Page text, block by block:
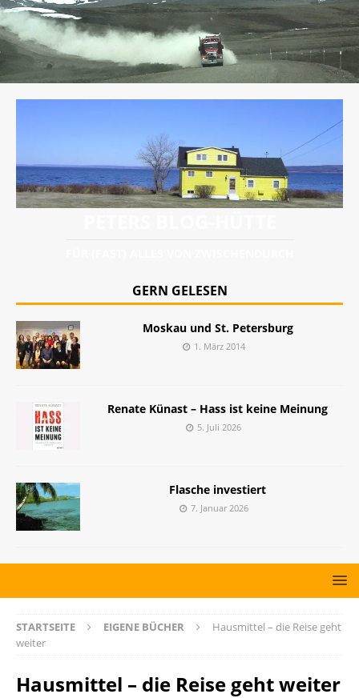
GERN GELESEN
Moskau und St. Petersburg
1. März 2014
Renate Künast – Hass ist keine Meinung
5. Juli 2026
Flasche investiert
7. Januar 2026
STARTSEITE EIGENE BÜCHER
Hausmittel – die Reise geht
weiter
Hausmittel – die Reise geht weiter